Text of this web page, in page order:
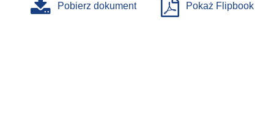
Pobierz dokument Pokaż Flipbook